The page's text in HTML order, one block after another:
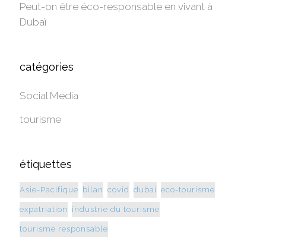
Peut-on être éco-responsable en vivant à
Dubaï
catégories
Social Media
tourisme
étiquettes
Asie-Pacifique bilan covid dubai eco-tourisme
expatriation industrie du tourisme
tourisme responsable